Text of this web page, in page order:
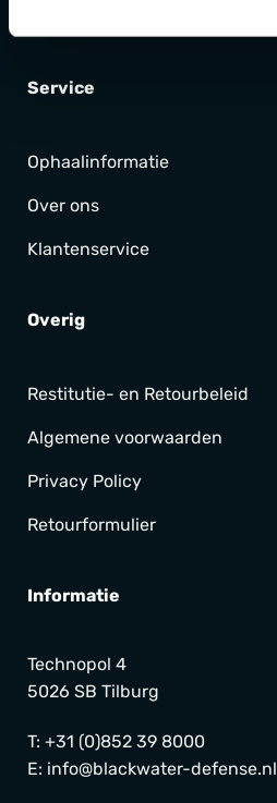
Service
Ophaalinformatie
Over ons
Klantenservice
Overig
Restitutie- en Retourbeleid
Algemene voorwaarden
Privacy Policy
Retourformulier
Informatie
Technopol 4
5026 SB Tilburg
T: +31 (0)852 39 8000
E: info@blackwater-defense.nl